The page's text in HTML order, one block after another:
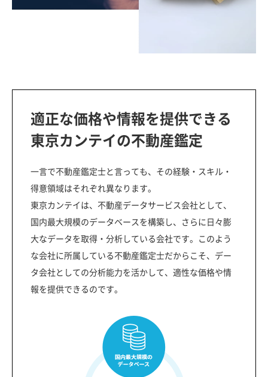
適正な価格や情報を提供できる
東京カンテイの不動産鑑定
一言で不動産鑑定士と言っても、その経験・スキル・
得意領域はそれぞれ異なります。
東京カンテイは、不動産データサービス会社として、
国内最大規模のデータベースを構築し、さらに日々膨
大なデータを取得・分析している会社です。このよう
な会社に所属している不動産鑑定士だからこそ、デー
タ会社としての分析能力を活かして、適性な価格や情
報を提供できるのです。